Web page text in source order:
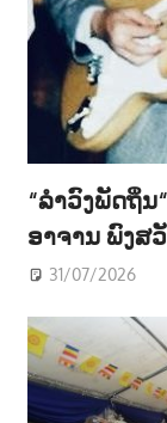
“ລຳວົງພັດຖິ່ນ
ອາຈານ ພົງສ
31/07/2026